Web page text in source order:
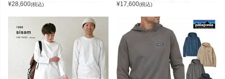
¥28,600(税込) ¥17,600(税込)